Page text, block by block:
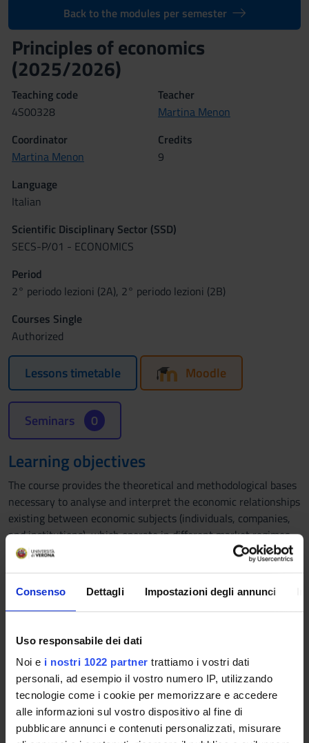
Consenso Dettagli Impostazioni degli annunci
Uso responsabile dei dati
Noi e i nostri 1022 partner trattiamo i vostri dati
personali, ad esempio il vostro numero IP, utilizzando
tecnologie come i cookie per memorizzare e accedere
alle informazioni sul vostro dispositivo al fine di
pubblicare annunci e contenuti personalizzati, misurare
Back to the modules per semester
Principles of economics
(2025/2026)
Teaching code
4S00328
Teacher
Martina Menon
Coordinator
Martina Menon
Credits
9
Language
Italian
Scientific Disciplinary Sector (SSD)
SECS-P/01 - ECONOMICS
Period
2° periodo lezioni (2A), 2° periodo lezioni (2B)
Courses Single
Authorized
Lessons timetable Moodle
Seminars 0
Learning objectives
The course provides the theoretical and methodological bases
necessary to analyse and interpret the economic relationships
existing between economic subjects (individuals, companies,
and institutions), which operate in different market regimes
(perfect competition, monopoly, and oligopoly). Students will
acquire the basic knowledge of the main economic models. At
the end of the course, students will be able to comprehend
the economic phenomena of modern market economies and to
read national and international press specialized in economic
topics.
Prerequisites and basic notions
There are no prerequisites.
Program